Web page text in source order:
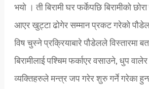
भयो । ती बिरामी घर फर्केपछि बिरामीको
आएर खुट्टा ढोगेर सम्मान प्रकट गरेको
विष चुस्ने प्रक्रियाबारे पौडेलले विस्तारमा
बिरामीलाई पश्चिम फर्काएर वसाउने, धुप
व्यक्तिहरुले मन्त्र जप गरेर शुरु गर्ने गरेका